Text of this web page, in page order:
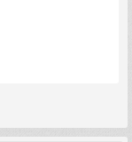
nemogu vise gledati
a, ali rado posjecujem